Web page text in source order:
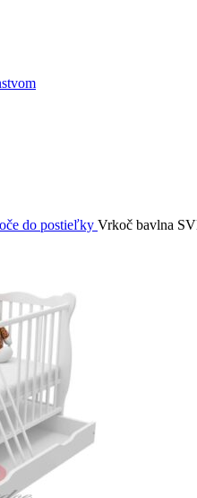
do postieľky Vrkoč bavlna